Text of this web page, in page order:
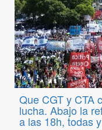
Que CGT y CTA
lucha. Abajo la
a las 18h, todas